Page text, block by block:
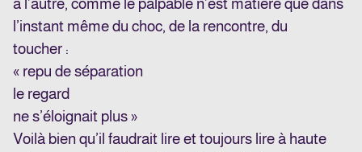
à l’autre, comme le palpable n’est matière que dans
l’instant même du choc, de la rencontre, du
toucher :
« repu de séparation
le regard
ne s’éloignait plus »
Voilà bien qu’il faudrait lire et toujours lire à haute